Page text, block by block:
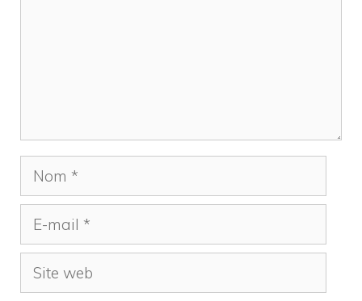
Nom
mail
Site
web